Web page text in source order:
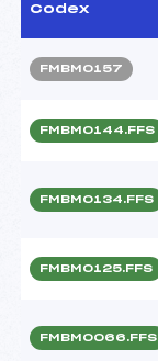
Codex
FMBM0157
FMBM0144.FFS
FMBM0134.FFS
FMBM0125.FFS
FMBM0066.FFS